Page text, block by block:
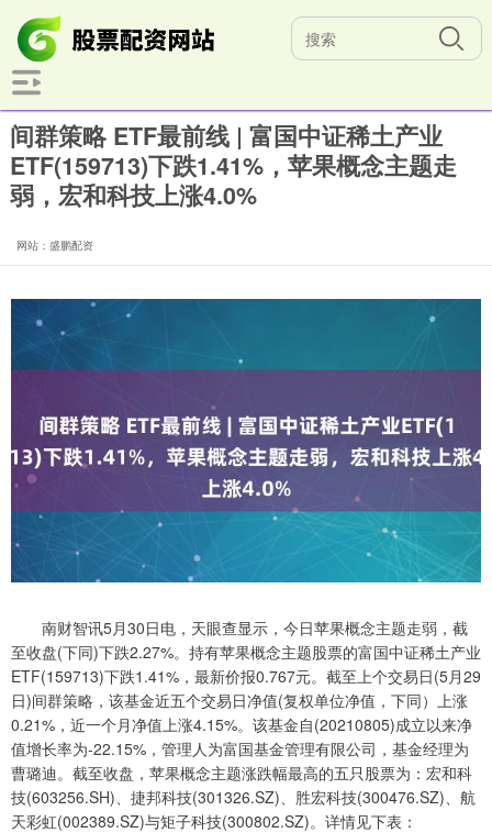
间群策略 ETF最前线 | 富国中证稀土产业
ETF(159713)下跌1.41%，苹果概念主题走
弱，宏和科技上涨4.0%
网站：盛鹏配资
南财智讯5月30日电，天眼查显示，今日苹果概念主题走弱，截
至收盘(下同)下跌2.27%。持有苹果概念主题股票的富国中证稀土产业
ETF(159713)下跌1.41%，最新价报0.767元。截至上个交易日(5月29
日)间群策略，该基金近五个交易日净值(复权单位净值，下同）上涨
0.21%，近一个月净值上涨4.15%。该基金自(20210805)成立以来净
值增长率为-22.15%，管理人为富国基金管理有限公司，基金经理为
曹璐迪。截至收盘，苹果概念主题涨跌幅最高的五只股票为：宏和科
技(603256.SH)、捷邦科技(301326.SZ)、胜宏科技(300476.SZ)、航
天彩虹(002389.SZ)与矩子科技(300802.SZ)。详情见下表：